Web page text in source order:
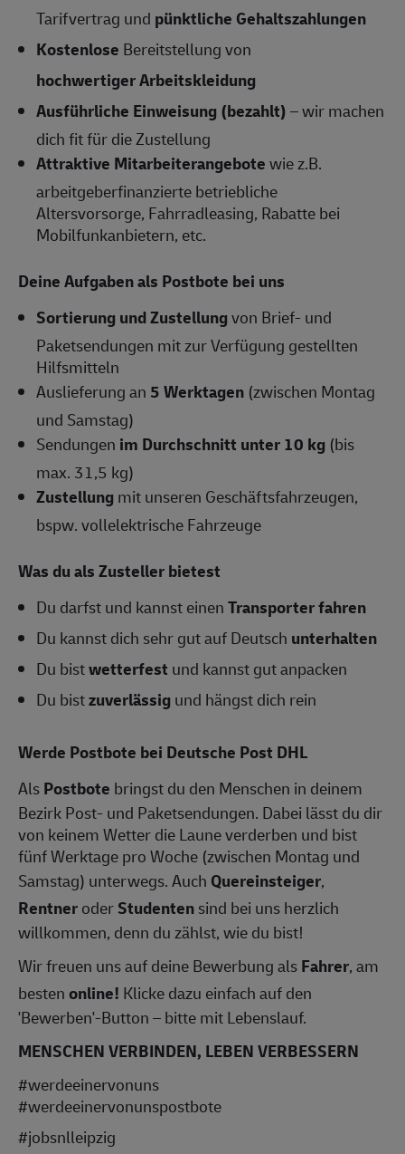
Tarifvertrag und pünktliche Gehaltszahlungen
Kostenlose Bereitstellung von
hochwertiger Arbeitskleidung
Ausführliche Einweisung (bezahlt)– wir machen
dich fit für die Zustellung
Attraktive Mitarbeiterangebotewie z.B.
arbeitgeberfinanzierte betriebliche
Altersvorsorge, Fahrradleasing, Rabatte bei
Mobilfunkanbietern, etc.
Deine Aufgaben als Postbote bei uns
Sortierung und Zustellungvon Brief- und
Paketsendungen mit zur Verfügung gestellten
Hilfsmitteln
Auslieferung an5 Werktagen (zwischen Montag
und Samstag)
Sendungen im Durchschnitt unter 10 kg (bis
max. 31,5 kg)
Zustellungmit unseren Geschäftsfahrzeugen,
bspw. vollelektrische Fahrzeuge
Was du als Zusteller bietest
Du darfst und kannst einenTransporter fahren
Du kannst dich sehr gut auf Deutsch unterhalten
Du bistwetterfest und kannst gut anpacken
Du bistzuverlässigund hängst dich rein
Werde Postbote bei Deutsche Post DHL
AlsPostbote bringst du den Menschen in deinem
Bezirk Post- und Paketsendungen. Dabei lässt du dir
von keinem Wetter die Laune verderben und bist
fünf Werktage pro Woche (zwischen Montag und
Samstag) unterwegs. Auch Quereinsteiger,
RentneroderStudentensind bei uns herzlich
willkommen, denn du zählst, wie du bist!
Wir freuen uns auf deine Bewerbung alsFahrer, am
bestenonline! Klicke dazu einfach auf den
'Bewerben'-Button – bitte mit Lebenslauf.
MENSCHEN VERBINDEN, LEBEN VERBESSERN
#werdeeinervonuns
#werdeeinervonunspostbote
#jobsnlleipzig